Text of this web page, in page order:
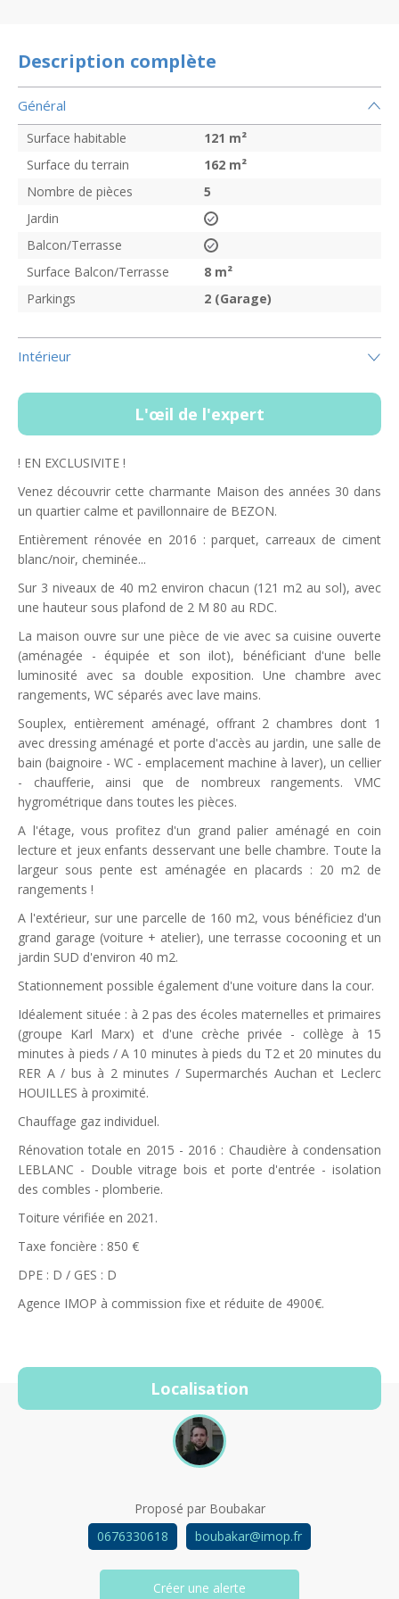
Description complète
Général
Surface habitable 121 m²
Surface du terrain
162 m²
Nombre de pièces
5
Jardin
Balcon/Terrasse
Surface Balcon/Terrasse
8 m²
Parkings
2 (Garage)
Intérieur
L'œil de l'expert
! EN EXCLUSIVITE !
Venez découvrir cette charmante Maison des années 30 dans
un quartier calme et pavillonnaire de BEZON.
Entièrement rénovée en 2016 : parquet, carreaux de ciment
blanc/noir, cheminée...
Sur 3 niveaux de 40 m2 environ chacun (121 m2 au sol), avec
une hauteur sous plafond de 2 M 80 au RDC.
La maison ouvre sur une pièce de vie avec sa cuisine ouverte
(aménagée - équipée et son ilot), bénéficiant d'une belle
luminosité avec sa double exposition. Une chambre avec
rangements, WC séparés avec lave mains.
Souplex, entièrement aménagé, offrant 2 chambres dont 1
avec dressing aménagé et porte d'accès au jardin, une salle de
bain (baignoire - WC - emplacement machine à laver), un cellier
- chaufferie, ainsi que de nombreux rangements. VMC
hygrométrique dans toutes les pièces.
A l'étage, vous profitez d'un grand palier aménagé en coin
lecture et jeux enfants desservant une belle chambre. Toute la
largeur sous pente est aménagée en placards : 20 m2 de
rangements !
A l'extérieur, sur une parcelle de 160 m2, vous bénéficiez d'un
grand garage (voiture + atelier), une terrasse cocooning et un
jardin SUD d'environ 40 m2.
Stationnement possible également d'une voiture dans la cour.
Idéalement située : à 2 pas des écoles maternelles et primaires
(groupe Karl Marx) et d'une crèche privée - collège à 15
minutes à pieds / A 10 minutes à pieds du T2 et 20 minutes du
RER A / bus à 2 minutes / Supermarchés Auchan et Leclerc
HOUILLES à proximité.
Chauffage gaz individuel.
Rénovation totale en 2015 - 2016 : Chaudière à condensation
LEBLANC - Double vitrage bois et porte d'entrée - isolation
des combles - plomberie.
Toiture vérifiée en 2021.
Taxe foncière : 850 €
DPE : D / GES : D
Agence IMOP à commission fixe et réduite de 4900€.
Localisation
Proposé par Boubakar
0676330618
boubakar@imop.fr
Créer une alerte